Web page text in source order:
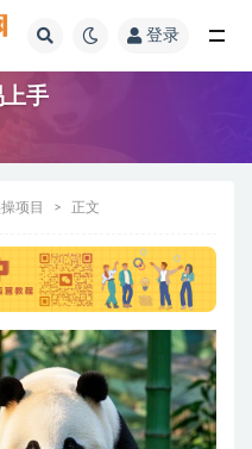
登录
手
项目 正文